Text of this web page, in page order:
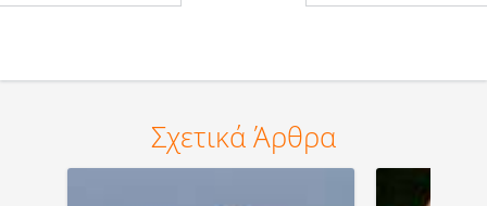
Σχετικά Άρθρα